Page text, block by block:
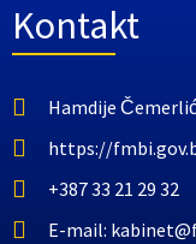
Kontakt
Hamdije
https://
+387 33 21 29 32
E-mail: